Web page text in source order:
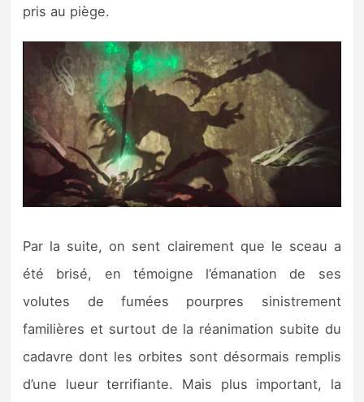
pris au piège.
Par la suite, on sent clairement que le sceau a
été brisé, en témoigne l’émanation de ses
volutes de fumées pourpres sinistrement
familières et surtout de la réanimation subite du
cadavre dont les orbites sont désormais remplis
d’une lueur terrifiante. Mais plus important, la